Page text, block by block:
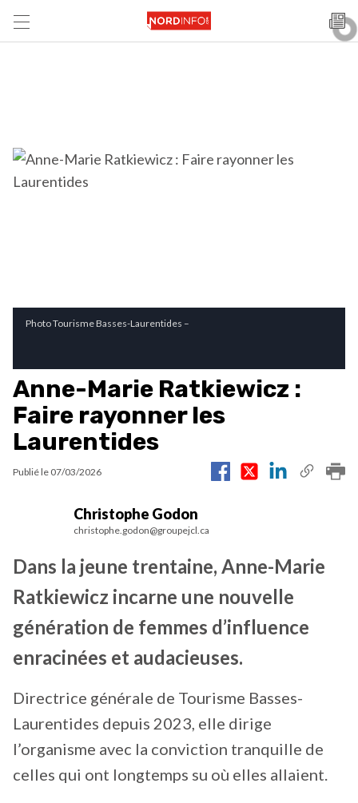
Photo Tourisme Basses-Laurentides –
Anne-Marie Ratkiewicz :
Faire rayonner les
Laurentides
Publié le 07/03/2026
Christophe Godon
christophe.godon@groupejcl.ca
Dans la jeune trentaine, Anne-Marie
Ratkiewicz incarne une nouvelle
génération de femmes d’influence
enracinées et audacieuses.
Directrice générale de Tourisme Basses-
Laurentides depuis 2023, elle dirige
l’organisme avec la conviction tranquille de
celles qui ont longtemps su où elles allaient.